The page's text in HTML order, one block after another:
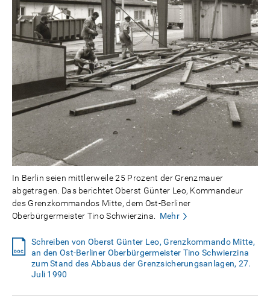
In Berlin seien mittlerweile 25 Prozent der Grenzmauer
abgetragen. Das berichtet Oberst Günter Leo, Kommandeur
des Grenzkommandos Mitte, dem Ost-Berliner
Oberbürgermeister Tino Schwierzina.
Mehr
Schreiben von Oberst Günter Leo, Grenzkommando Mitte,
an den Ost-Berliner Oberbürgermeister Tino Schwierzina
zum Stand des Abbaus der Grenzsicherungsanlagen, 27.
Juli 1990